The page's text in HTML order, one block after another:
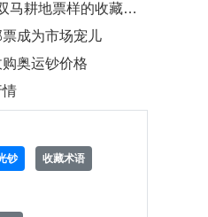
耕地票样的收藏价值
成为市场宠儿
奥运钞价格
情
钞 收藏术语